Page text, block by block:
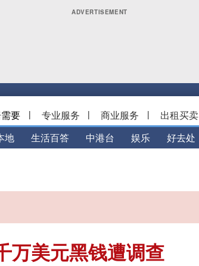
要 | 专业服务 | 商业服务 | 出租买卖
地 生活百答 中港台 娱乐 好去处
万美元黑钱遭调查